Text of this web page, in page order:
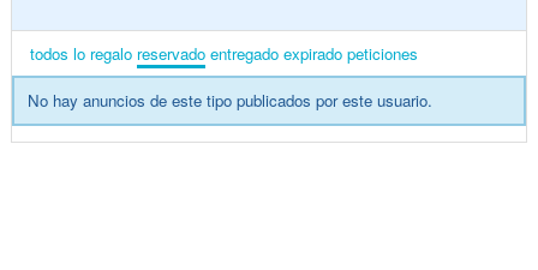
todos lo regalo reservado entregado expirado peticiones
No hay anuncios de este tipo publicados por este usuario.